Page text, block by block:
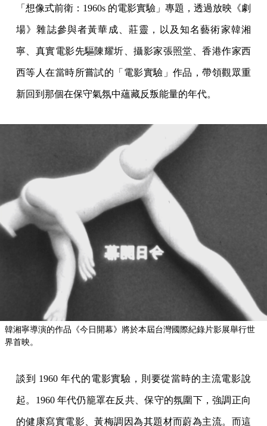
「想像式前衛：1960s 的電影實驗」專題，透過放映《劇
場》雜誌參與者黃華成、莊靈，以及知名藝術家韓湘
寧、真實電影先驅陳耀圻、攝影家張照堂、香港作家西
西等人在當時所嘗試的「電影實驗」作品，帶領觀眾重
新回到那個在保守氣氛中蘊藏反叛能量的年代。
韓湘寧導演的作品《今日開幕》將於本屆台灣國際紀錄片影展舉行世
界首映。
談到 1960 年代的電影實驗，則要從當時的主流電影說
起。1960 年代仍籠罩在反共、保守的氛圍下，強調正向
的健康寫實電影、黃梅調因為其題材而蔚為主流。而這